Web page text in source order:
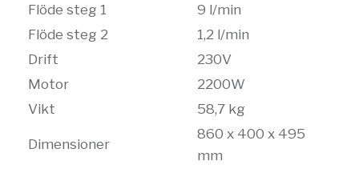
Flöde steg 1
9 l/min
Flöde steg 2
1,2 l/min
Drift
230V
Motor
2200W
Vikt
58,7 kg
Dimensioner
860 x 400 x 495
mm